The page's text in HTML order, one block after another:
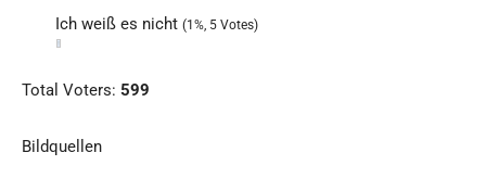
Ich weiß es nicht (1%, 5 Votes)
Total Voters: 599
Bildquellen